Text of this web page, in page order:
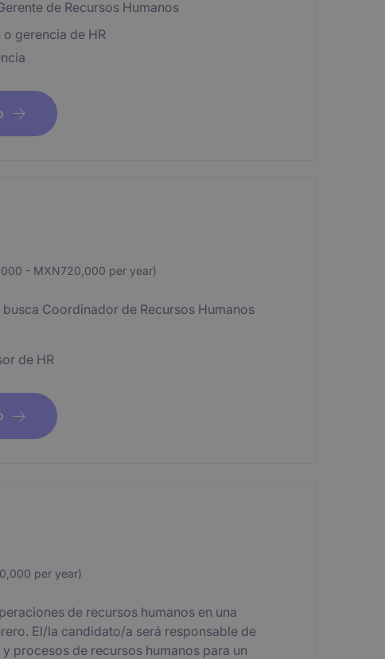
de Recursos Humanos
gerencia de HR
- MXN720,000 per year)
Coordinador de Recursos Humanos
de HR
per year)
de recursos humanos en una
El/la candidato/a será responsable de
procesos de recursos humanos para un